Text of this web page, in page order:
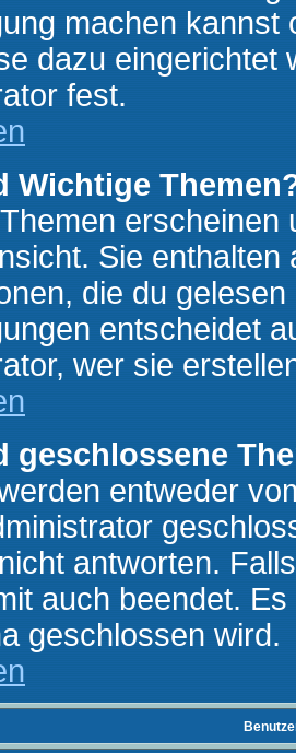
machen kannst
dazu eingerichtet
fest.
Wichtige
erscheinen
Sie
die du
entscheidet
wer sie
geschlossene
entweder
antworten.
auch beendet.
geschlossen wird.